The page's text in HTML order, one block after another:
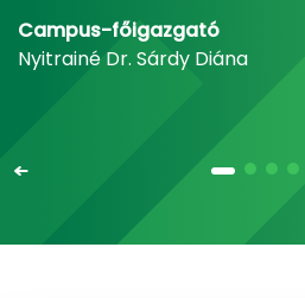
Campus-főigazgató
Nyitrainé Dr. Sárdy Diána